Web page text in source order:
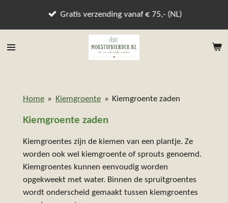
de
Gratis verzending vanaf € 75,- (NL)
Home » Kiemgroente » Kiemgroente zaden
Kiemgroente zaden
Kiemgroentes zijn de kiemen van een plantje. Ze
worden ook wel kiemgroente of sprouts genoemd.
Kiemgroentes kunnen eenvoudig worden
opgekweekt met water. Binnen de spruitgroentes
wordt onderscheid gemaakt tussen kiemgroentes